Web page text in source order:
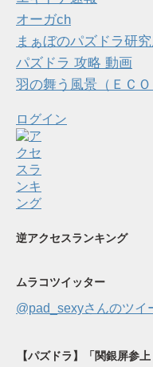
オーガch
まぁぼのパズドラ研
パズドラ 攻略 動画
羽の舞う風景（ＥＣ
ログイン
逆アクセスランキング
ムラコツイッター
@pad_sexyさんのツイ
【パズドラ】「関銀屏参